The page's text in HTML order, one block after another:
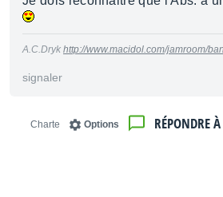
A.C.Dryk http://www.macidol.com/jamroom/
signaler
RÉPONDRE À
Options
Charte